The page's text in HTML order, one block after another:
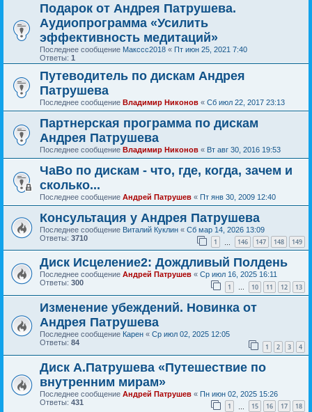
Подарок от Андрея Патрушева.
Аудиопрограмма «Усилить
эффективность медитаций»
Последнее сообщение Макссс2018 « Пт июн 25, 2021 7:40
Ответы: 1
Путеводитель по дискам Андрея
Патрушева
Последнее сообщение Владимир Никонов « Сб июл 22, 2017 23:13
Партнерская программа по дискам
Андрея Патрушева
Последнее сообщение Владимир Никонов « Вт авг 30, 2016 19:53
ЧаВо по дискам - что, где, когда, зачем и
сколько...
Последнее сообщение Андрей Патрушев « Пт янв 30, 2009 12:40
Консультация у Андрея Патрушева
Последнее сообщение Виталий Куклин « Сб мар 14, 2026 13:09
Ответы: 3710 1 146 147 148 149
Диск Исцеление2: Дождливый Полдень
Последнее сообщение Андрей Патрушев « Ср июл 16, 2025 16:11
Ответы: 300 1 … 10 11 12 13
Изменение убеждений. Новинка от
Андрея Патрушева
Последнее сообщение Карен « Ср июл 02, 2025 12:05
Ответы: 84 1 2 3 4
Диск А.Патрушева «Путешествие по
внутренним мирам»
Последнее сообщение Андрей Патрушев « Пн июн 02, 2025 15:26
Ответы: 431 1 15 16 17 18